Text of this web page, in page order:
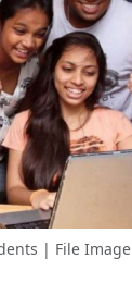
| File Image